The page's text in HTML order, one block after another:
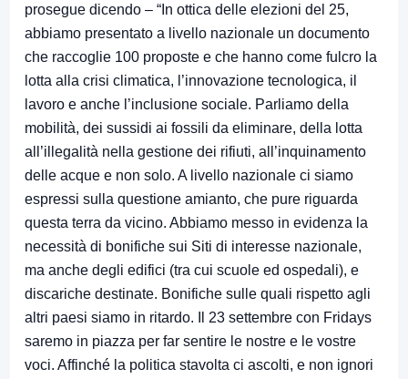
prosegue dicendo – “In ottica delle elezioni del 25,
abbiamo presentato a livello nazionale un documento
che raccoglie 100 proposte e che hanno come fulcro la
lotta alla crisi climatica, l’innovazione tecnologica, il
lavoro e anche l’inclusione sociale. Parliamo della
mobilità, dei sussidi ai fossili da eliminare, della lotta
all’illegalità nella gestione dei rifiuti, all’inquinamento
delle acque e non solo. A livello nazionale ci siamo
espressi sulla questione amianto, che pure riguarda
questa terra da vicino. Abbiamo messo in evidenza la
necessità di bonifiche sui Siti di interesse nazionale,
ma anche degli edifici (tra cui scuole ed ospedali), e
discariche destinate. Bonifiche sulle quali rispetto agli
altri paesi siamo in ritardo. Il 23 settembre con Fridays
saremo in piazza per far sentire le nostre e le vostre
voci. Affinché la politica stavolta ci ascolti, e non ignori